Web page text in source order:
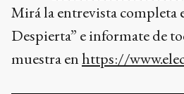
Mirá la entrevista completa
Despierta” e informate de
muestra enhttps://